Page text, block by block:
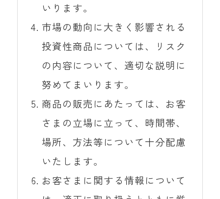
いります。
市場の動向に大きく影響される
投資性商品については、リスク
の内容について、適切な説明に
努めてまいります。
商品の販売にあたっては、お客
さまの立場に立って、時間帯、
場所、方法等について十分配慮
いたします。
お客さまに関する情報について